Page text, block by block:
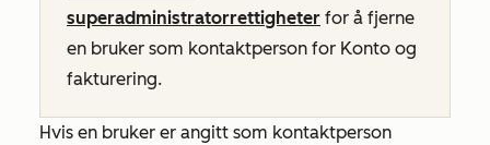
superadministratorrettigheter for å fjerne
en bruker som kontaktperson for Konto og
fakturering.
Hvis en bruker er angitt som kontaktperson